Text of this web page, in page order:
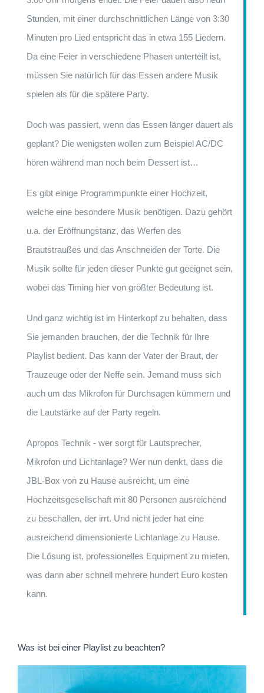
Stunden, mit einer durchschnittlichen Länge von 3:30
Minuten pro Lied entspricht das in etwa 155 Liedern.
Da eine Feier in verschiedene Phasen unterteilt ist,
müssen Sie natürlich für das Essen andere Musik
spielen als für die spätere Party.
Doch was passiert, wenn das Essen länger dauert als
geplant? Die wenigsten wollen zum Beispiel AC/DC
hören während man noch beim Dessert ist…
Es gibt einige Programmpunkte einer Hochzeit,
welche eine besondere Musik benötigen. Dazu gehört
u.a. der Eröffnungstanz, das Werfen des
Brautstraußes und das Anschneiden der Torte. Die
Musik sollte für jeden dieser Punkte gut geeignet sein,
wobei das Timing hier von größter Bedeutung ist.
Und ganz wichtig ist im Hinterkopf zu behalten, dass
Sie jemanden brauchen, der die Technik für Ihre
Playlist bedient. Das kann der Vater der Braut, der
Trauzeuge oder der Neffe sein. Jemand muss sich
auch um das Mikrofon für Durchsagen kümmern und
die Lautstärke auf der Party regeln.
Apropos Technik - wer sorgt für Lautsprecher,
Mikrofon und Lichtanlage? Wer nun denkt, dass die
JBL-Box von zu Hause ausreicht, um eine
Hochzeitsgesellschaft mit 80 Personen ausreichend
zu beschallen, der irrt. Und nicht jeder hat eine
ausreichend dimensionierte Lichtanlage zu Hause.
Die Lösung ist, professionelles Equipment zu mieten,
was dann aber schnell mehrere hundert Euro kosten
kann.
Was ist bei einer Playlist zu beachten?